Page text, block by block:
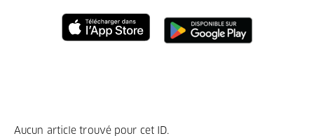
Aucun article trouvé pour cet ID.